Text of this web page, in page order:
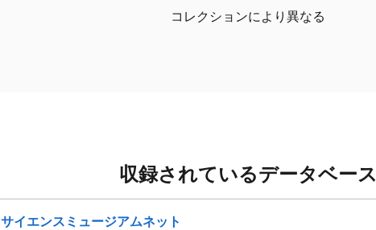
コレクションにより異なる
収録されているデータベース
サイエンスミュージアムネット